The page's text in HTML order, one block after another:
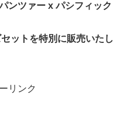
ンツァー x パシフィック
ットを特別に販売いたし
リンク